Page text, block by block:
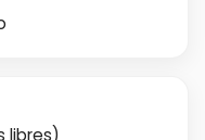
libres)